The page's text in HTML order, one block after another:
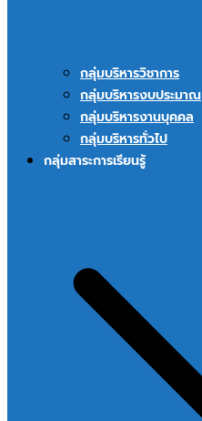
กลุ่มบริหารวิชาการ
กลุ่มบริหารงบประมาณ
กลุ่มบริหารงานบุคคล
กลุ่มบริหารทั่วไป
กลุ่มสาระการเรียนรู้